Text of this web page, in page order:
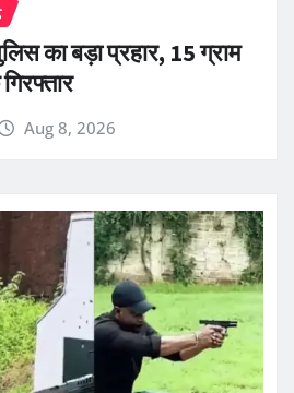
का बड़ा प्रहार, 15 ग्राम
Aug 8, 2026